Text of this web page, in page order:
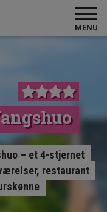
MENU
– et 4-stjernet
restaurant